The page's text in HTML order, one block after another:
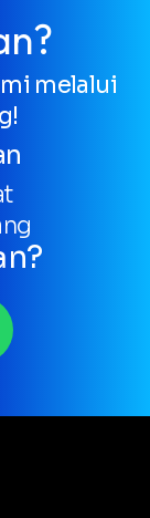
melalui